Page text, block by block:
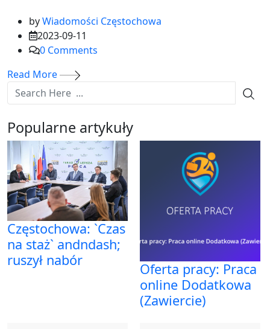
byWiadomości Częstochowa
2023-09-11
0 Comments
Read More
Popularne artykuły
Częstochowa: `Czas
na staż` andndash;
ruszył nabór
Oferta pracy: Praca
online Dodatkowa
(Zawiercie)